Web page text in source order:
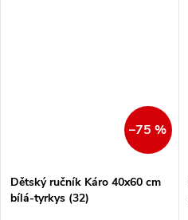
–75 %
Dětský ručník Káro 40x60 cm
bílá-tyrkys (32)